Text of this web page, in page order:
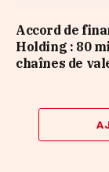
Accord de
Holding : 80
chaînes de